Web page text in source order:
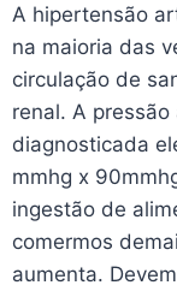
A hipertensão
na maioria das
circulação de
renal. A pressão
diagnosticada
mmhg x
ingestão de
comermos
aumenta.